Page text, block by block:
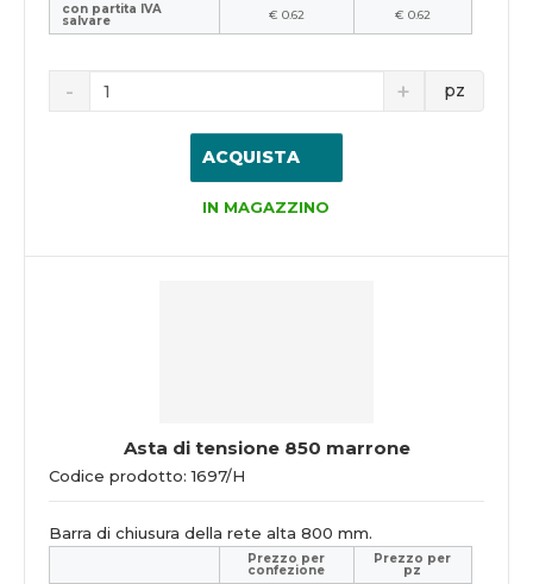
con partita IVA
salvare € 0.62 € 0.62
pz
ACQUISTA
IN MAGAZZINO
Asta di tensione 850 marrone
Codice prodotto: 1697/H
Barra di chiusura della rete alta 800 mm.
Prezzo per
confezione
Prezzo per
pz